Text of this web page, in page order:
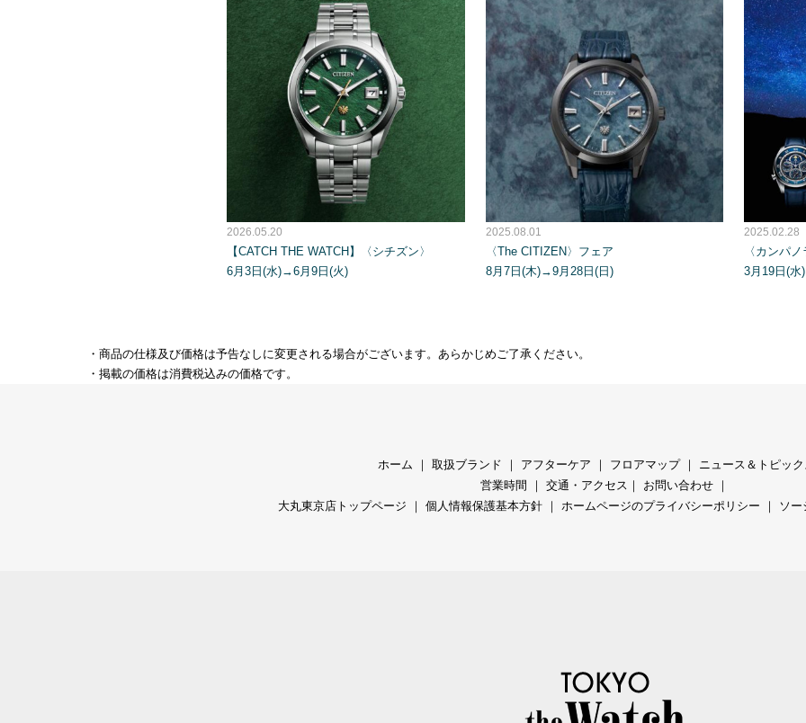
2026.05.20
【CATCH THE WATCH】〈シチズン〉
6月3日(水)→6月9日(火)
2025.08.01
〈The CITIZEN〉フェア
8月7日(木)→9月28日(日)
2025.02.28
〈カンパ
3月19日(
・商品の仕様及び価格は予告なしに変更される場合がございます。あらかじめご了承ください。
・掲載の価格は消費税込みの価格です。
ホーム ｜ 取扱ブランド ｜ アフターケア ｜ フロアマップ｜ ニュース＆トピック
営業時間
｜ 交通・アクセス ｜ お問い合わせ ｜
大丸東京店トップページ ｜ 個人情報保護基本方針 ｜ ホームページのプライバシーポリシー ｜ ソ